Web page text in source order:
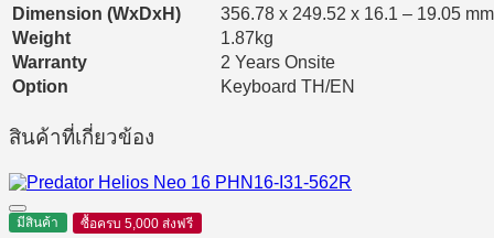
Dimension (WxDxH)
356.78 x 249.52 x 16.1 – 19.05
Weight
1.87kg
Warranty
2 Years Onsite
Option
Keyboard TH/EN
สินค้าที่เกี่ยวข้อง
มีสินค้า ซื้อครบ 5,000 ส่งฟรี